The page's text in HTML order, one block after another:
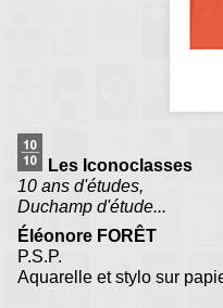
Les Iconoclasses
10 ans d'études,
Duchamp d'étude...
Éléonore FORÊT
P.S.P.
Aquarelle et stylo sur